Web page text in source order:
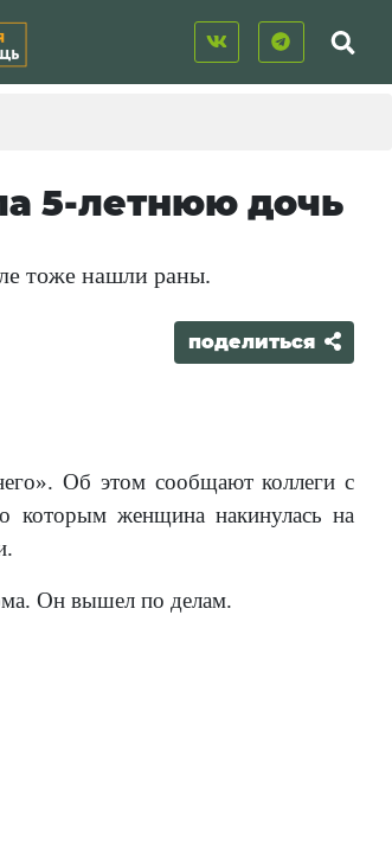
5-летнюю дочь
тоже нашли раны.
поделиться
Об этом сообщают коллеги с
которым женщина накинулась на
Он вышел по делам.